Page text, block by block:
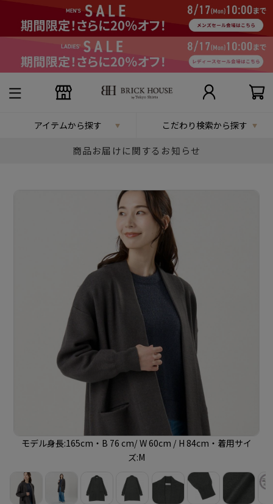
アイテムから探す こだわり検索から探す
商品お届けに関するお知らせ
モデル身長:165cm・B 76 cm/ W 60cm / H 84cm・着用サイ
ズ:M